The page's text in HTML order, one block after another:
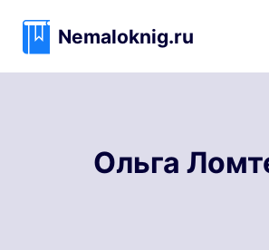
содержимому
Nemaloknig.ru
Ольга